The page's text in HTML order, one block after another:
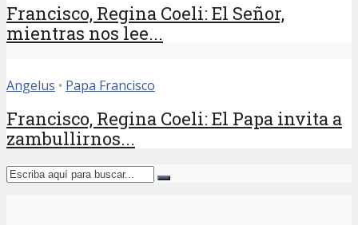
Francisco, Regina Coeli: El Señor,
mientras nos lee...
Angelus • Papa Francisco
Francisco, Regina Coeli: El Papa invita a
zambullirnos...